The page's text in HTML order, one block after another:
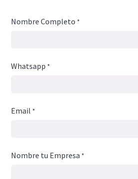
Nombre Completo *
Whatsapp *
Email *
Nombre tu Empresa *